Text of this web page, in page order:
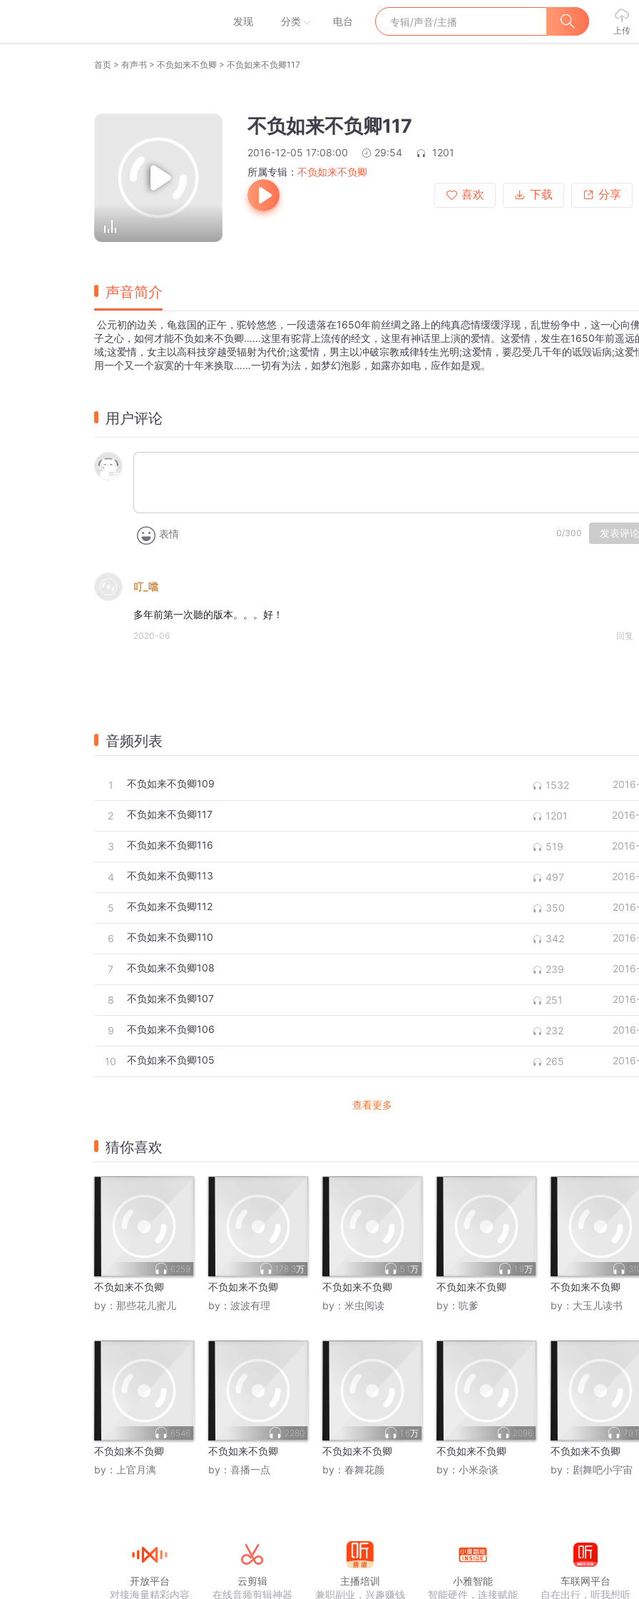
发现 分类 电台
上传
首页 > 有声书 > 不负如来不负卿 > 不负如来不负卿117
不负如来不负卿117
2016-12-05 17:08:00 29:54
1201
所属专辑： 不负如来不负卿
喜欢
下载 分享
声音简介
子之心，如何才能不负如来不负卿……这里有驼背上流传的经文，这里有神话里上演的爱情。这爱情，发生在1650年前遥远
域;这爱情，女主以高科技穿越受辐射为代价;这爱情，男主以冲破宗教戒律转生光明;这爱情，要忍受几千年的诋毁诟病;这爱
用一个又一个寂寞的十年来换取……一切有为法，如梦幻泡影，如露亦如电，应作如是观。
用户评论
表情 0/300 发表评论
叮_噹
多年前第一次聽的版本。。。好！
2020-06 回复
音频列表
1 不负如来不负卿109 1532
2 不负如来不负卿117 1201
3 不负如来不负卿116 519
4 不负如来不负卿113 497
5 不负如来不负卿112 350
6 不负如来不负卿110 342
7 不负如来不负卿108 239
8 不负如来不负卿107 251
9 不负如来不负卿106 232
10 不负如来不负卿105 265
查看更多
猜你喜欢
6259
不负如来不负卿
by： 那些花儿蜜儿
178.3万
不负如来不负卿
by： 波波有理
5.1万
不负如来不负卿
by： 米虫阅读
1.9万
不负如来不负卿
by： 吭爹
不负如来不负卿
by： 大玉儿读书
6546
不负如来不负卿
by：
上官月漓
2280
不负如来不负卿
by： 喜播一点
1.6万
不负如来不负卿
by： 春舞花颜
2096
不负如来不负卿
by： 小米杂谈
不负如来不负卿
by： 剧舞吧小宇宙
开放平台
对接海量精彩内容
云剪辑
在线音频剪辑神器
主播培训
兼职副业，兴趣赚钱
小雅智能
智能硬件，连接赋能
车联网平台
自在出行，听我想听